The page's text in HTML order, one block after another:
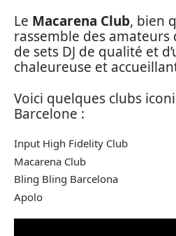
Le Macarena Club, bien
rassemble des
de sets DJ de qualité et
chaleureuse et
Voici quelques clubs
Barcelone :
Input High Fidelity Club
Macarena Club
Bling Bling Barcelona
Apolo